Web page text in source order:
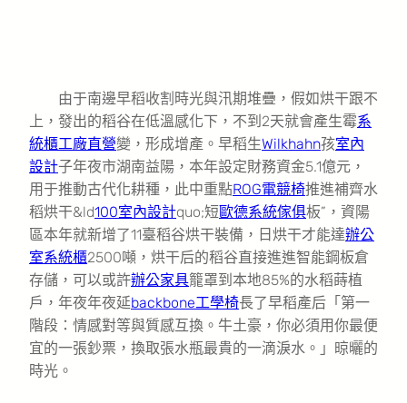
由于南邊早稻收割時光與汛期堆疊，假如烘干跟不
上，發出的稻谷在低溫感化下，不到2天就會產生霉系
統櫃工廠直營變，形成增產。早稻生Wilkhahn孩室內
設計子年夜市湖南益陽，本年設定財務資金5.1億元，
用于推動古代化耕種，此中重點ROG電競椅推進補齊水
稻烘干&ld100室內設計quo;短歐德系統傢俱板”，資陽
區本年就新增了11臺稻谷烘干裝備，日烘干才能達辦公
室系統櫃2500噸，烘干后的稻谷直接進進智能鋼板倉
存儲，可以或許辦公家具籠罩到本地85%的水稻蒔植
戶，年夜年夜延backbone工學椅長了早稻產后「第一
階段：情感對等與質感互換。牛土豪，你必須用你最便
宜的一張鈔票，換取張水瓶最貴的一滴淚水。」晾曬的
時光。